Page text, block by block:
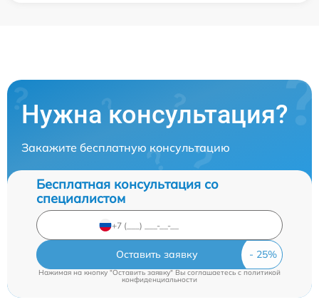
Нужна консультация?
Закажите бесплатную консультацию
Бесплатная консультация со
специалистом
Оставить заявку
Нажимая на кнопку "Оставить заявку" Вы соглашаетесь cполитикой
конфиденциальности